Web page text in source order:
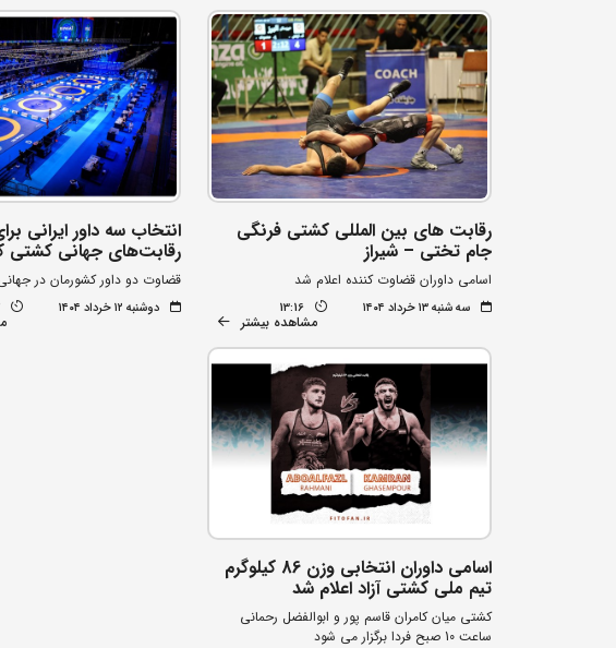
رقابت های بین المللی کشتی فرنگی
جام تختی – شیراز
اسامی داوران قضاوت کننده اعلام شد
سه شنبه ۱۳ خرداد ۱۴۰۴ 13:16
مشاهده بیشتر
انتخاب سه داور ایرانی
رقابت‌های جهانی کشتی
قضاوت دو داور کشورمان در
دوشنبه ۱۲ خرداد ۱۴۰۴
اسامی داوران انتخابی وزن 86 کیلوگرم
تیم ملی کشتی آزاد اعلام شد
کشتی میان کامران قاسم پور و ابوالفضل رحمانی
ساعت 10 صبح فردا برگزار می شود